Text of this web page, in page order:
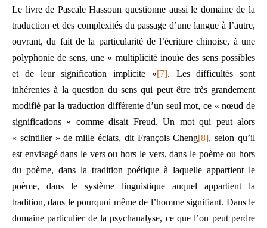
Le livre de Pascale Hassoun questionne aussi le domaine de la
traduction et des complexités du passage d’une langue à l’autre,
ouvrant, du fait de la particularité de l’écriture chinoise, à une
polyphonie de sens, une « multiplicité inouïe des sens possibles
et de leur signification implicite »[7]. Les difficultés sont
inhérentes à la question du sens qui peut être très grandement
modifié par la traduction différente d’un seul mot, ce « nœud de
significations » comme disait Freud. Un mot qui peut alors
« scintiller » de mille éclats, dit François Cheng[8], selon qu’il
est envisagé dans le vers ou hors le vers, dans le poème ou hors
du poème, dans la tradition poétique à laquelle appartient le
poème, dans le système linguistique auquel appartient la
tradition, dans le pourquoi même de l’homme signifiant. Dans le
domaine particulier de la psychanalyse, ce que l’on peut perdre